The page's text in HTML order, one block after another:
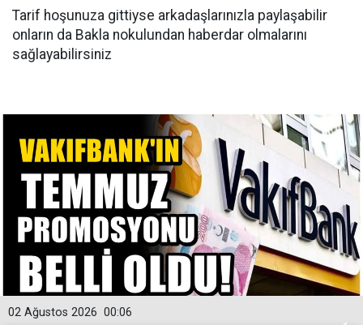
Tarif hoşunuza gittiyse arkadaşlarınızla paylaşabilir
onların da Bakla nokulundan haberdar olmalarını
sağlayabilirsiniz
00:06
02 Ağustos 2026